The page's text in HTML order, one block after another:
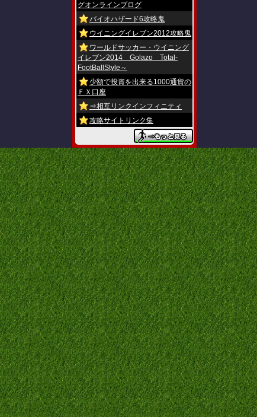
グオンラインブログ
バイオハザード6攻略鬼
ウイニングイレブン2012攻略鬼
ワールドサッカー・ウイニング
イレブン2014 Golazo Total-
FootBallStyle～
少額で投資を出来る1000通貨の
ＦＸ口座
⇒相互リンクインフィニティ
攻略サイトリンク集